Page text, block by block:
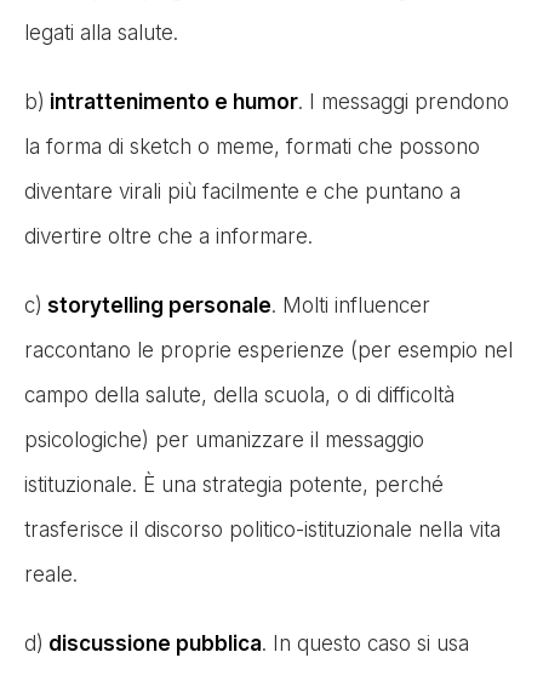
legati alla salute.
b) intrattenimento e humor. I messaggi prendono
la forma di sketch o meme, formati che possono
diventare virali più facilmente e che puntano a
divertire oltre che a informare.
c) storytelling personale. Molti influencer
raccontano le proprie esperienze (per esempio nel
campo della salute, della scuola, o di difficoltà
psicologiche) per umanizzare il messaggio
istituzionale. È una strategia potente, perché
trasferisce il discorso politico-istituzionale nella vita
reale.
d) discussione pubblica. In questo caso si usa